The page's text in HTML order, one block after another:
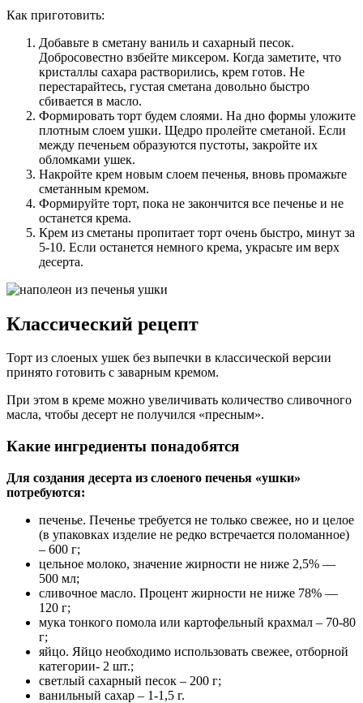
Как приготовить:
Добавьте в сметану ваниль и сахарный песок.
Добросовестно взбейте миксером. Когда заметите, что
кристаллы сахара растворились, крем готов. Не
перестарайтесь, густая сметана довольно быстро
сбивается в масло.
Формировать торт будем слоями. На дно формы уложите
плотным слоем ушки. Щедро пролейте сметаной. Если
между печеньем образуются пустоты, закройте их
обломками ушек.
Накройте крем новым слоем печенья, вновь промажьте
сметанным кремом.
Формируйте торт, пока не закончится все печенье и не
останется крема.
Крем из сметаны пропитает торт очень быстро, минут за
5-10. Если останется немного крема, украсьте им верх
десерта.
Классический рецепт
Торт из слоеных ушек без выпечки в классической версии
принято готовить с заварным кремом.
При этом в креме можно увеличивать количество сливочного
масла, чтобы десерт не получился «пресным».
Какие ингредиенты понадобятся
Для создания десерта из слоеного печенья «ушки»
потребуются:
печенье. Печенье требуется не только свежее, но и целое
(в упаковках изделие не редко встречается поломанное)
– 600 г;
цельное молоко, значение жирности не ниже 2,5% —
500 мл;
сливочное масло. Процент жирности не ниже 78% —
120 г;
мука тонкого помола или картофельный крахмал – 70-80
г;
яйцо. Яйцо необходимо использовать свежее, отборной
категории- 2 шт.;
светлый сахарный песок – 200 г;
ванильный сахар – 1-1,5 г.